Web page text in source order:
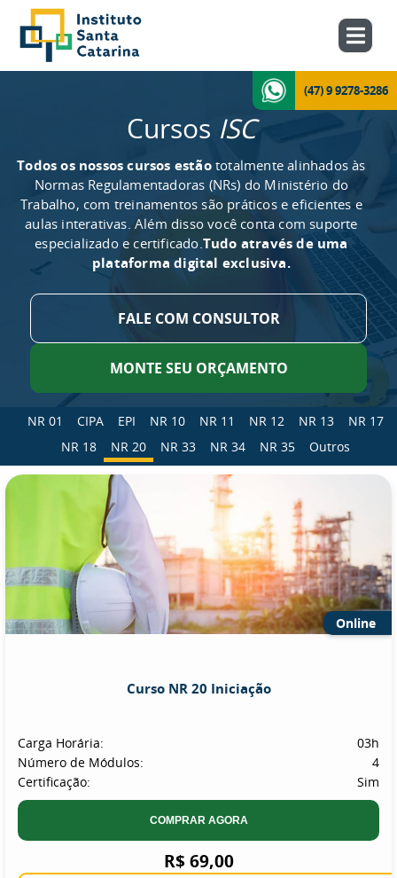
(47) 9 9278-3286
Cursos ISC
Todos os nossos cursos estãototalmente alinhados às
Normas Regulamentadoras (NRs) do Ministério do
Trabalho, com treinamentos são práticos e eficientes e
aulas interativas. Além disso você conta com suporte
especializado e certificado.Tudo através de uma
plataforma digital exclusiva.
FALE COM CONSULTOR
MONTE SEU ORÇAMENTO
NR 01 CIPA EPI NR 10 NR 11 NR 12 NR 13
NR 17
NR 18
NR 20 NR 33 NR 34 NR 35 Outros
Online
Curso NR 20 Iniciação
Carga Horária:
03h
Número de Módulos:
4
Certificação:
Sim
COMPRAR AGORA
R$ 69,00